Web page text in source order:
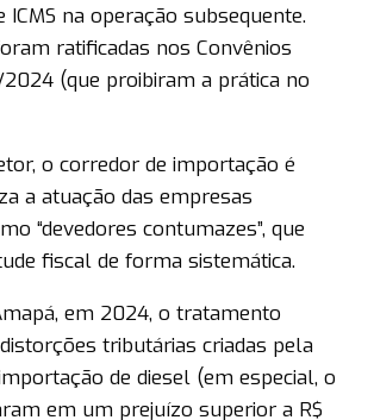
ICMS na operação subsequente.
ratificadas nos Convênios
(que proibiram a prática no
o corredor de importação é
a atuação das empresas
“devedores contumazes”, que
fiscal de forma sistemática.
em 2024, o tratamento
tributárias criadas pela
de diesel (em especial, o
em um prejuízo superior a R$